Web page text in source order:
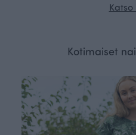
Katso
Kotimaiset